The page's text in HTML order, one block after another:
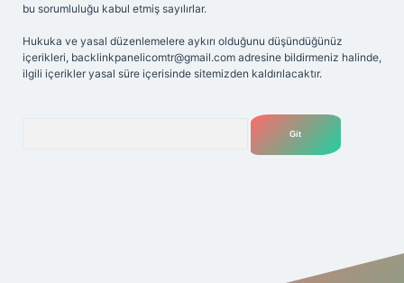
bu sorumluluğu kabul etmiş sayılırlar.
Hukuka ve yasal düzenlemelere aykırı olduğunu düşündüğünüz
içerikleri, backlinkpanelicomtr@gmail.com adresine bildirmeniz halinde,
ilgili içerikler yasal süre içerisinde sitemizden kaldırılacaktır.